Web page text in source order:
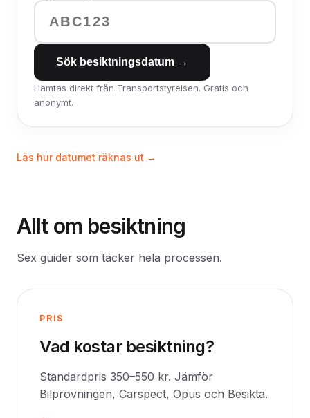
Sök besiktningsdatum →
Hämtas direkt från Transportstyrelsen. Gratis och
anonymt.
Läs hur datumet räknas ut →
Allt om besiktning
Sex guider som täcker hela processen.
PRIS
Vad kostar besiktning?
Standardpris 350–550 kr. Jämför
Bilprovningen, Carspect, Opus och Besikta.